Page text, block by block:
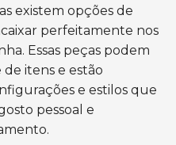
existem opções de
perfeitamente nos
Essas peças podem
itens e estão
e estilos que
pessoal e